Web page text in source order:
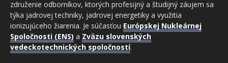
združenie odborníkov, ktorých profesijný a študijný záujem sa
týka jadrovej techniky, jadrovej energetiky a využitia
ionizujúceho žiarenia. Je súčasťou Európskej Nukleárnej
Spoločnosti (ENS) a Zväzu slovenských
vedeckotechnických spoločností.